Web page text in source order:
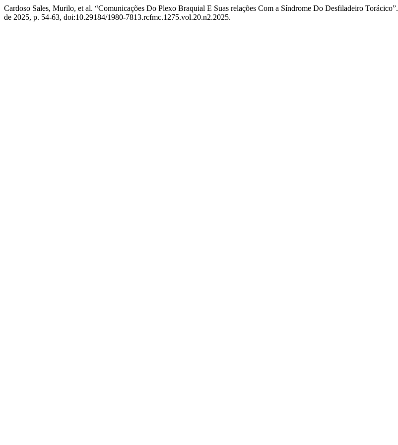
Cardoso Sales, Murilo, et al. “Comunicações Do Plexo Braquial E Suas relações Com a Síndrome Do Desfiladeiro Torácico”.
de 2025, p. 54-63, doi:10.29184/1980-7813.rcfmc.1275.vol.20.n2.2025.